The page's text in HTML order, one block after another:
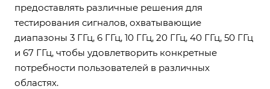
предоставлять различные решения для
тестирования сигналов, охватывающие
диапазоны 3 ГГц, 6 ГГц, 10 ГГц, 20 ГГц, 40 ГГц, 50 ГГц
и 67 ГГц, чтобы удовлетворить конкретные
потребности пользователей в различных
областях.